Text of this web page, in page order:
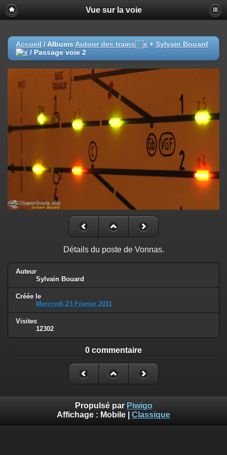
Vue sur la voie
Accueil / Albums Autour des trains + Sylvain Bouard
/ Passage voie 2
Détails du poste de Vonnas.
Auteur
Sylvain Bouard
Créée le
Mercredi 23 Février 2011
Visites
12302
0 commentaire
Propulsé par Piwigo
Affichage : Mobile Classique